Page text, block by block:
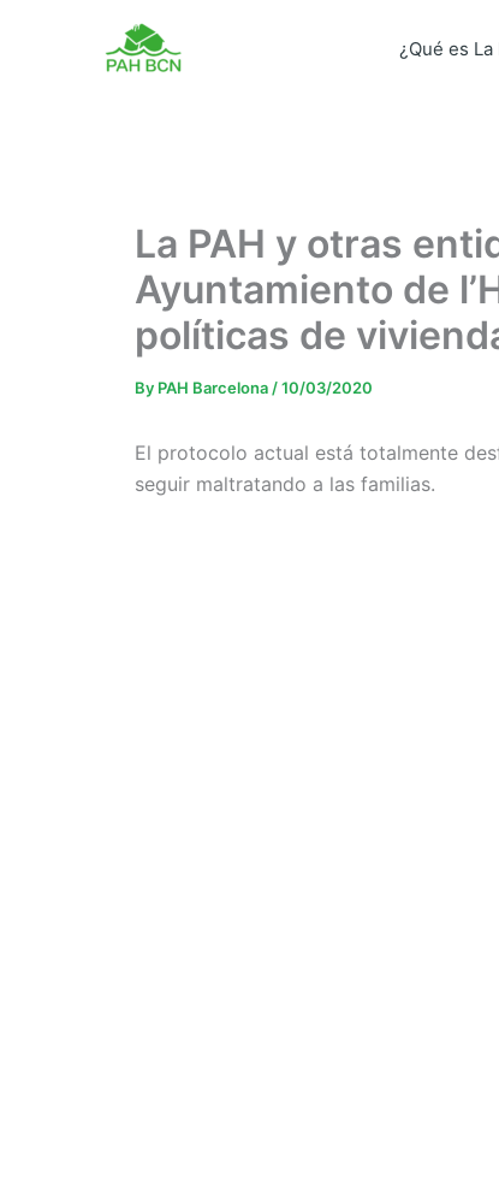
¿Qué es La
La PAH y otras
Ayuntamiento de
políticas de
By PAH Barcelona /10/03/2020
El protocolo actual está totalmente
seguir maltratando a las familias.